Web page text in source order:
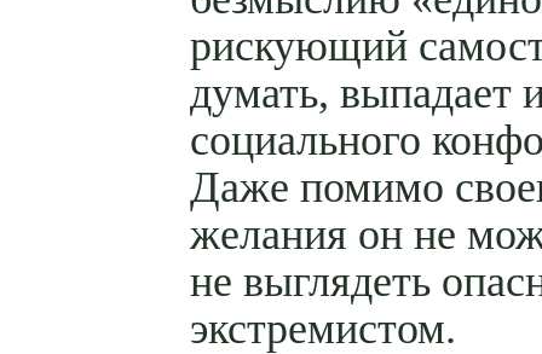
рискующий
думать, выпадает
социального
Даже помимо
желания он не
не выглядеть
экстремистом.